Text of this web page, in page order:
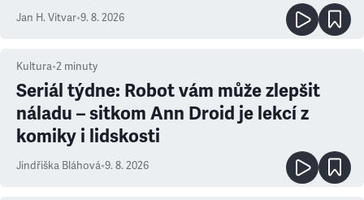
Jan H. Vitvar•9. 8. 2026
Kultura•2 minuty
Seriál týdne: Robot vám může zlepšit
náladu – sitkom Ann Droid je lekcí z
komiky i lidskosti
Jindřiška Bláhová•9. 8. 2026